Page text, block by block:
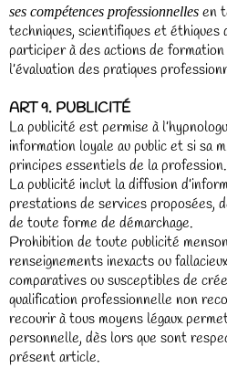
ses compétences professionnelles en
techniques, scientifiques et
participer à des actions de
l’évaluation des pratiques
ART 9. PUBLICITÉ
La publicité est permise à
information loyale au public et si sa
principes essentiels de la profession.
La publicité inclut la diffusion
prestations de services proposées,
de toute forme de démarchage.
Prohibition de toute publicité
renseignements inexacts ou
comparatives ou susceptibles de
qualification professionnelle non
recourir à tous moyens légaux
personnelle, dès lors que sont
présent article.